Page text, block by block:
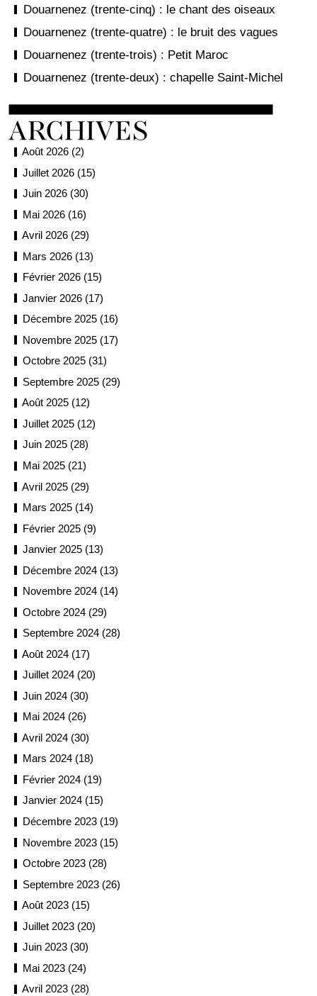
Douarnenez (trente-cinq) : le chant des oiseaux
Douarnenez (trente-quatre) : le bruit des vagues
Douarnenez (trente-trois) : Petit Maroc
Douarnenez (trente-deux) : chapelle Saint-Michel
Août 2026 (2)
Juillet 2026 (15)
Juin 2026 (30)
Mai 2026 (16)
Avril 2026 (29)
Mars 2026 (13)
Février 2026 (15)
Janvier 2026 (17)
Décembre 2025 (16)
Novembre 2025 (17)
Octobre 2025 (31)
Septembre 2025 (29)
Août 2025 (12)
Juillet 2025 (12)
Juin 2025 (28)
Mai 2025 (21)
Avril 2025 (29)
Mars 2025 (14)
Février 2025 (9)
Janvier 2025 (13)
Décembre 2024 (13)
Novembre 2024 (14)
Octobre 2024 (29)
Septembre 2024 (28)
Août 2024 (17)
Juillet 2024 (20)
Juin 2024 (30)
Mai 2024 (26)
Avril 2024 (30)
Mars 2024 (18)
Février 2024 (19)
Janvier 2024 (15)
Décembre 2023 (19)
Novembre 2023 (15)
Octobre 2023 (28)
Septembre 2023 (26)
Août 2023 (15)
Juillet 2023 (20)
Juin 2023 (30)
Mai 2023 (24)
Avril 2023 (28)